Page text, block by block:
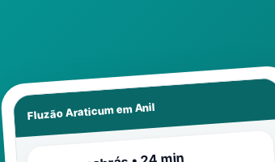
Fluzão Araticum emAnil